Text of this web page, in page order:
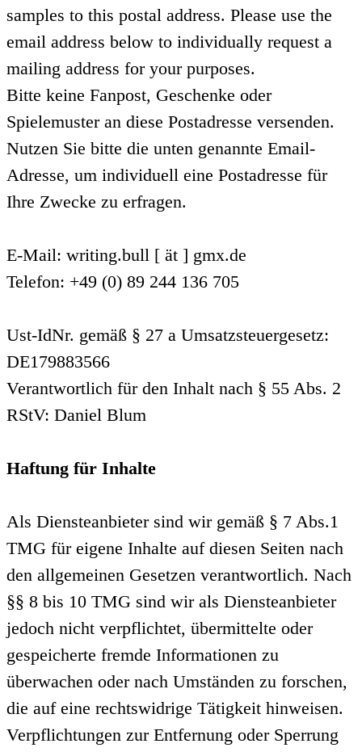
samples to this postal address. Please use the
email address below to individually request a
mailing address for your purposes.
Bitte keine Fanpost, Geschenke oder
Spielemuster an diese Postadresse versenden.
Nutzen Sie bitte die unten genannte Email-
Adresse, um individuell eine Postadresse für
Ihre Zwecke zu erfragen.
E-Mail: writing.bull [ ät ] gmx.de
Telefon: +49 (0) 89 244 136 705
Ust-IdNr. gemäß § 27 a Umsatzsteuergesetz:
DE179883566
Verantwortlich für den Inhalt nach § 55 Abs. 2
RStV: Daniel Blum
Haftung für Inhalte
Als Diensteanbieter sind wir gemäß § 7 Abs.1
TMG für eigene Inhalte auf diesen Seiten nach
den allgemeinen Gesetzen verantwortlich. Nach
§§ 8 bis 10 TMG sind wir als Diensteanbieter
jedoch nicht verpflichtet, übermittelte oder
gespeicherte fremde Informationen zu
überwachen oder nach Umständen zu forschen,
die auf eine rechtswidrige Tätigkeit hinweisen.
Verpflichtungen zur Entfernung oder Sperrung